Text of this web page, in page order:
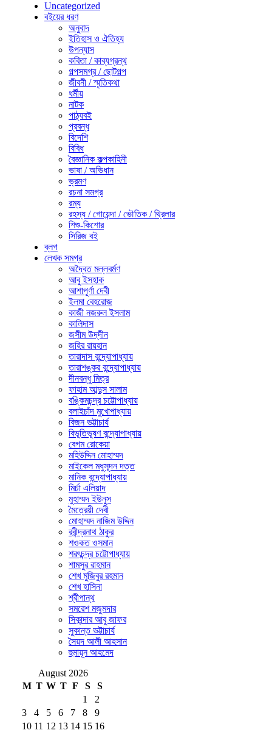
Uncategorized
বইয়ের ধরণ
অনুবাদ
ইতিহাস ও ঐতিহ্য
উপন্যাস
কবিতা / কাব্যগ্রন্থ
গল্পসমগ্র / ছোটগল্প
জীবনী / স্মৃতিকথা
ধর্মীয়
নাটক
পাঠ্যবই
প্রবন্ধ
বিদেশি
বিবিধ
বৈজ্ঞানিক কল্পকাহিনী
ভাষা / অভিধান
ভ্রমণ
রচনা সমগ্র
রম্য
রহস্য / গোয়েন্দা / ভৌতিক / থ্রিলার
শিশু-কিশোর
সিরিজ বই
ব্লগ
লেখক সমগ্র
অদ্বৈত মল্লবর্মণ
আবু ইসহাক
আশাপূর্ণা দেবী
ইলমা বেহরোজ
কাজী নজরুল ইসলাম
কালিদাস
জসীম উদ্‌দীন
জহির রায়হান
তারাদাস বন্দ্যোপাধ্যায়
তারাশঙ্কর বন্দ্যোপাধ্যায়
দীনবন্ধু মিত্র
ফাহাম আব্দুস সালাম
বঙ্কিমচন্দ্র চট্টোপাধ্যায়
বলাইচাঁদ মুখোপাধ্যায়
বিজন ভট্টাচার্য
বিভূতিভূষণ বন্দ্যোপাধ্যায়
বেগম রোকেয়া
মহিউদ্দিন মোহাম্মদ
মাইকেল মধুসূদন দত্ত
মানিক বন্দ্যোপাধ্যায়
মির্চা এলিয়াদ
মুহাম্মদ ইউনুস
মৈত্রেয়ী দেবী
মোহাম্মদ নাজিম উদ্দিন
রবীন্দ্রনাথ ঠাকুর
শওকত ওসমান
শরৎচন্দ্র চট্টোপাধ্যায়
শামসুর রাহমান
শেখ মুজিবুর রহমান
শেখ হাসিনা
শ্রীপান্থ
সমরেশ মজুমদার
সিকান্দার আবু জাফর
সুকান্ত ভট্টাচার্য
সৈয়দ আলী আহসান
হুমায়ূন আহমেদ
August 2026
M T W T F S
S
1
2
3
4 5 6 7 8
9
10 11 12 13 14 15 16